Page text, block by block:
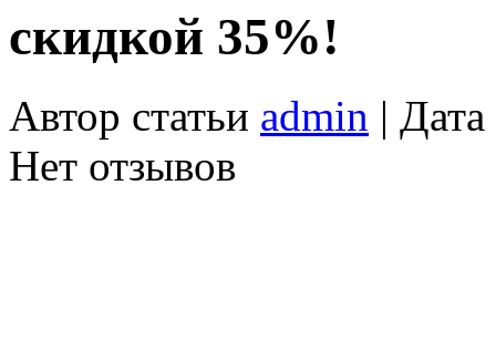
скидкой 35%!
Автор статьи admin |
Нет отзывов